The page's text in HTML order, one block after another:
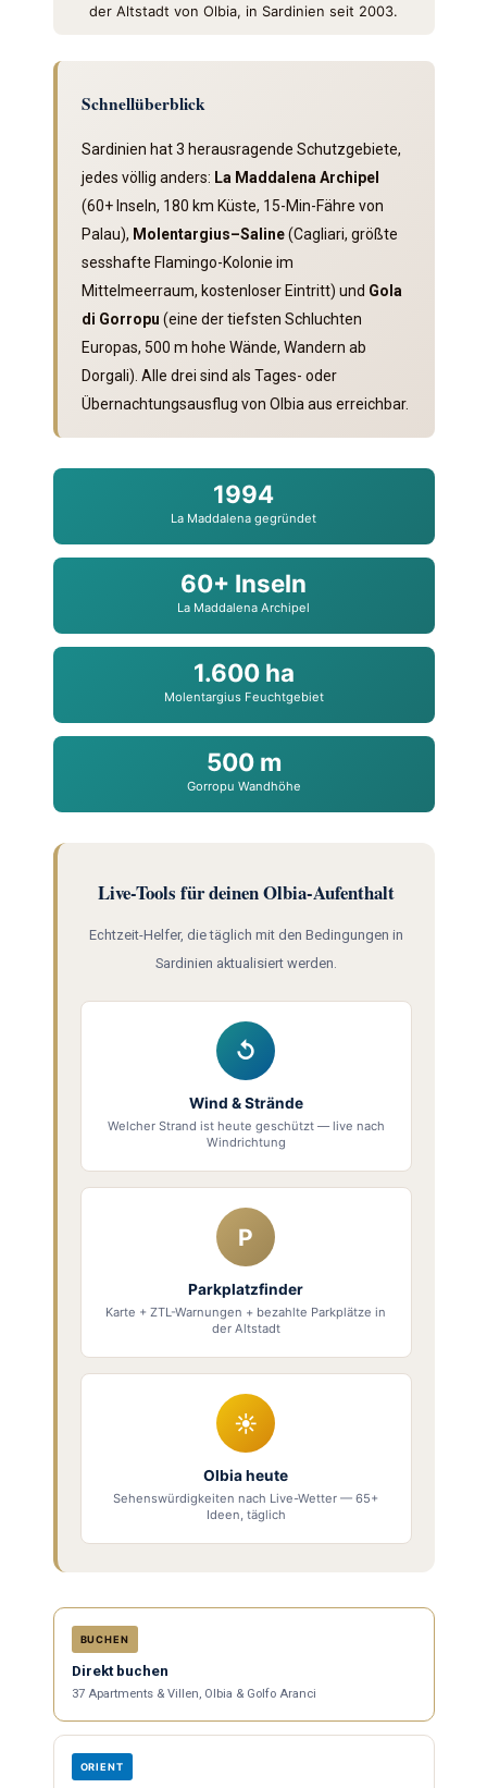
der Altstadt von Olbia, in Sardinien seit 2003.
Schnellüberblick
Sardinien hat 3 herausragende Schutzgebiete,
jedes völlig anders: La Maddalena Archipel
(60+ Inseln, 180 km Küste, 15-Min-Fähre von
Palau), Molentargius–Saline(Cagliari, größte
sesshafte Flamingo-Kolonie im
Mittelmeerraum, kostenloser Eintritt) und Gola
di Gorropu (eine der tiefsten Schluchten
Europas, 500 m hohe Wände, Wandern ab
Dorgali). Alle drei sind als Tages- oder
Übernachtungsausflug von Olbia aus erreichbar.
1994
La Maddalena gegründet
60+ Inseln
La Maddalena Archipel
1.600 ha
Molentargius Feuchtgebiet
500 m
Gorropu Wandhöhe
Live-Tools für deinen Olbia-Aufenthalt
Echtzeit-Helfer, die täglich mit den Bedingungen in
Sardinien aktualisiert werden.
↺
Wind & Strände
Welcher Strand ist heute geschützt — live nach
Windrichtung
P
Parkplatzfinder
Karte + ZTL-Warnungen + bezahlte Parkplätze in
der Altstadt
☀
Olbia heute
Sehenswürdigkeiten nach Live-Wetter — 65+
Ideen, täglich
BUCHEN
Direkt buchen
37 Apartments & Villen, Olbia & Golfo Aranci
ORIENT